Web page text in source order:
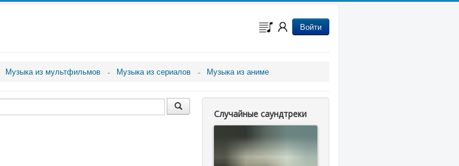
Войти
Музыка из мультфильмов Музыка из сериалов Музыка из аниме
Случайные саундтреки